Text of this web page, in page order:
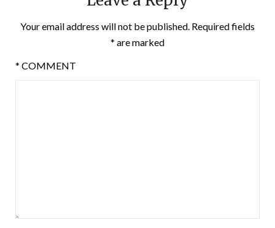
Your email address will not be published. Required fields
are marked
*
COMMENT
*